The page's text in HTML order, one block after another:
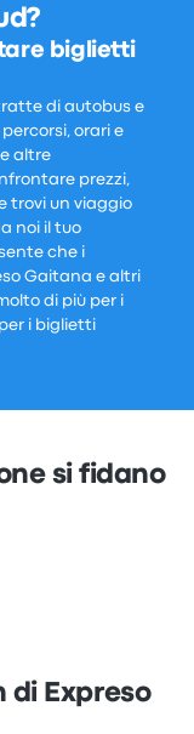
biglietti
di autobus e
orari e
altre
prezzi,
trovi un viaggio
noi il tuo
che i
Gaitana e altri
di più per i
i biglietti
si fidano
di Expreso